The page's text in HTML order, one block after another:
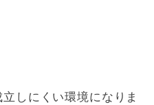
しにくい環境になりま